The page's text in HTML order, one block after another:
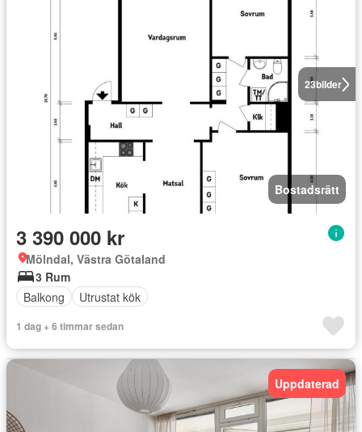
23bilder
Bostadsrätt
3 390 000 kr
Mölndal, Västra Götaland
3 Rum
Balkong
Utrustat kök
1 dag + 6 timmar sedan
Uppdaterad